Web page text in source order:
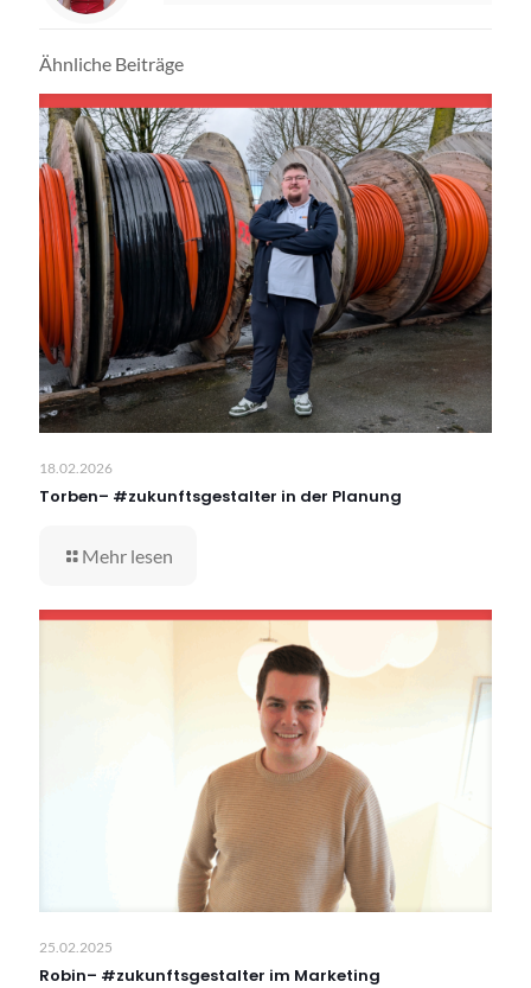
Ähnliche Beiträge
18.02.2026
Torben– #zukunftsgestalter in der Planung
Mehr lesen
25.02.2025
Robin– #zukunftsgestalter im Marketing